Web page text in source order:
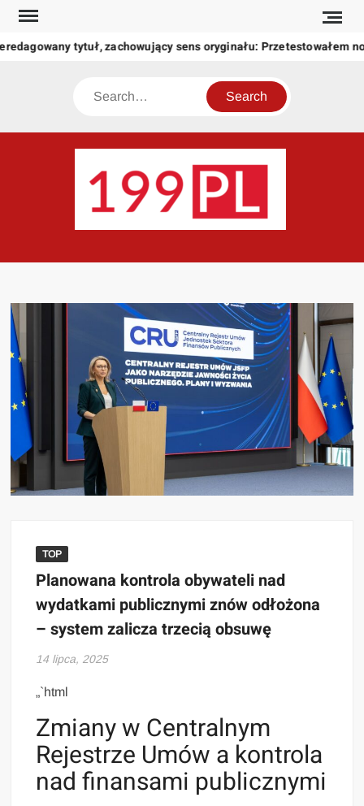
Skip
content
tytuł, zachowujący sens oryginału: Przetestowałem
Search
świat
TOP
Planowana kontrola obywateli nad
wydatkami publicznymi znów odłożona
– system zalicza trzecią obsuwę
14 lipca, 2025
„`html
Zmiany w Centralnym
Rejestrze Umów a kontrola
nad finansami publicznymi